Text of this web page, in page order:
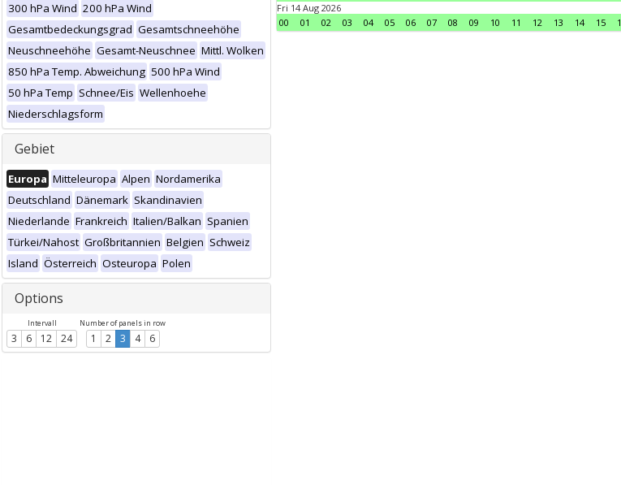
300 hPa Wind 200 hPa Wind
Gesamtbedeckungsgrad Gesamtschneehöhe
Neuschneehöhe Gesamt-Neuschnee Mittl. Wolken
850 hPa Temp. Abweichung 500 hPa Wind
50 hPa Temp Schnee/Eis Wellenhoehe
Niederschlagsform
Gebiet
Europa Mitteleuropa Alpen Nordamerika
Deutschland Dänemark Skandinavien
Niederlande Frankreich Italien/Balkan Spanien
Türkei/Nahost Großbritannien Belgien Schweiz
Island Österreich Osteuropa Polen
Options
Intervall
3 6 12 24
Number of panels in row
1 2 3 4 6
Fri 14 Aug 2026
00
01 02 03 04 05 06 07 08 09 10 11 12 13 14 15